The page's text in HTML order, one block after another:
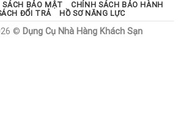
SÁCH BẢO MẬT
CHÍNH SÁCH BẢO HÀNH
ĐỔI TRẢ
HỒ SƠ NĂNG LỰC
© Dụng Cụ Nhà Hàng Khách Sạn